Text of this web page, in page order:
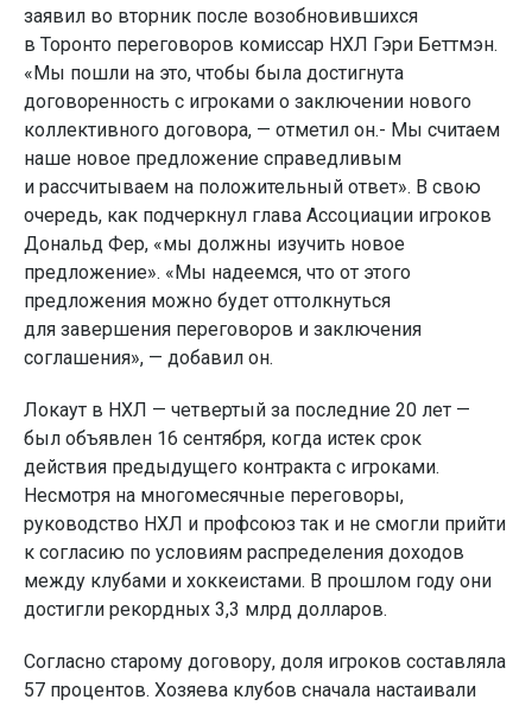
заявил во вторник после возобновившихся
в Торонто переговоров комиссар НХЛ Гэри Беттмэн.
«Мы пошли на это, чтобы была достигнута
договоренность с игроками о заключении нового
коллективного договора, — отметил он.- Мы считаем
наше новое предложение справедливым
и рассчитываем на положительный ответ». В свою
очередь, как подчеркнул глава Ассоциации игроков
Дональд Фер, «мы должны изучить новое
предложение». «Мы надеемся, что от этого
предложения можно будет оттолкнуться
для завершения переговоров и заключения
соглашения», — добавил он.
Локаут в НХЛ — четвертый за последние 20 лет —
был объявлен 16 сентября, когда истек срок
действия предыдущего контракта с игроками.
Несмотря на многомесячные переговоры,
руководство НХЛ и профсоюз так и не смогли прийти
к согласию по условиям распределения доходов
между клубами и хоккеистами. В прошлом году они
достигли рекордных 3,3 млрд долларов.
Согласно старому договору, доля игроков составляла
57 процентов. Хозяева клубов сначала настаивали